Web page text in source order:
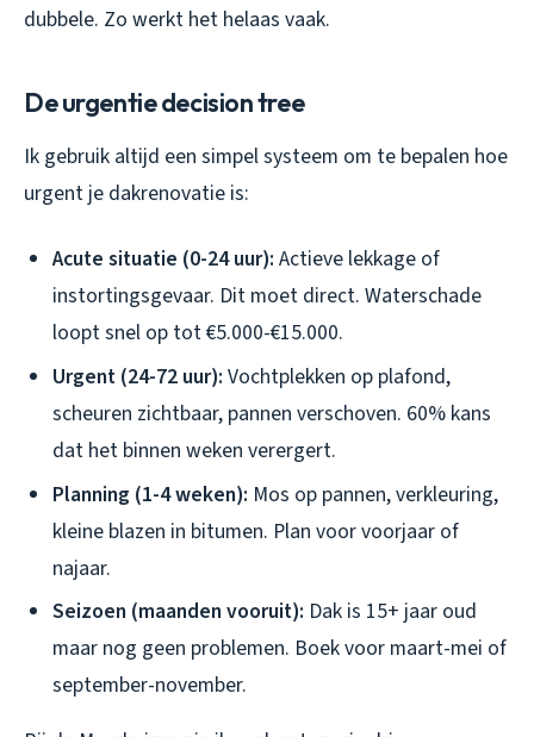
dubbele. Zo werkt het helaas vaak.
De urgentie decision tree
Ik gebruik altijd een simpel systeem om te bepalen hoe
urgent je dakrenovatie is:
Acute situatie (0-24 uur): Actieve lekkage of
instortingsgevaar. Dit moet direct. Waterschade
loopt snel op tot €5.000-€15.000.
Urgent (24-72 uur): Vochtplekken op plafond,
scheuren zichtbaar, pannen verschoven. 60% kans
dat het binnen weken verergert.
Planning (1-4 weken): Mos op pannen, verkleuring,
kleine blazen in bitumen. Plan voor voorjaar of
najaar.
Seizoen (maanden vooruit): Dak is 15+ jaar oud
maar nog geen problemen. Boek voor maart-mei of
september-november.